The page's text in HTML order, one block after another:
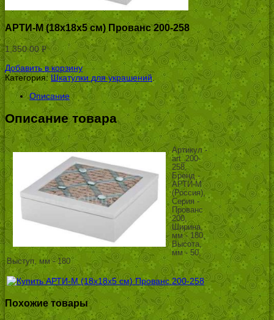
АРТИ-М (18х18х5 см) Прованс 200-258
1,350.00Р
УБ.
Добавить в корзину
Категория:Шкатулки для украшений.
Описание
Описание товара
Артикул -
art_200-
258,
Бренд -
АРТИ-М
(Россия),
Серия -
Прованс
200,
Ширина,
мм - 180,
Высота,
мм - 50,
Выступ, мм - 180
Похожие товары